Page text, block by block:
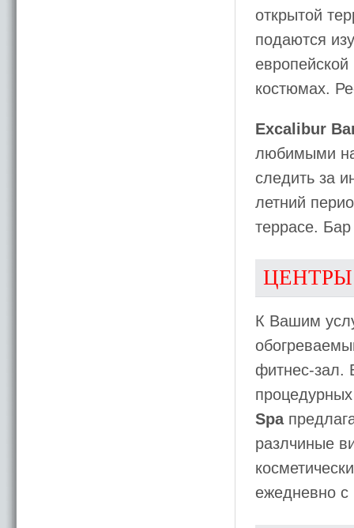
открытой
подаются
европейской
костюмах.
Excalibur
любимыми
следить за
летний
террасе.
К Вашим
фитнес-зал.
Spa
разлчиные
ежедневно с